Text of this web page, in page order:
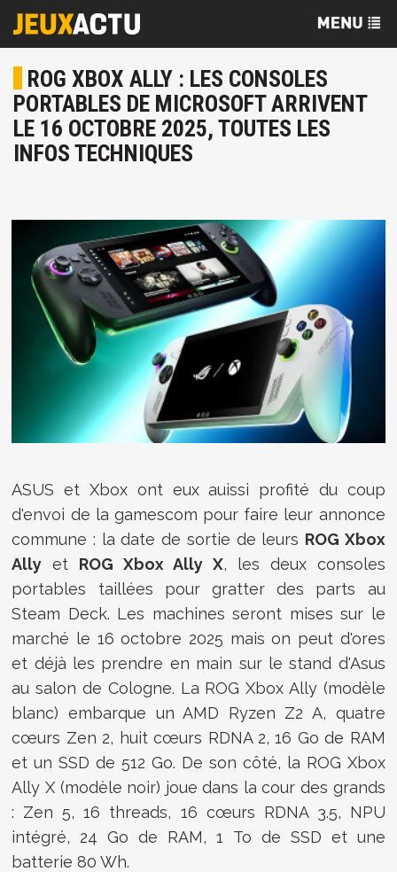
ROG XBOX ALLY : LES CONSOLES
PORTABLES DE MICROSOFT ARRIVENT
LE 16 OCTOBRE 2025, TOUTES LES
INFOS TECHNIQUES
ASUS et Xbox ont eux auissi profité du coup
d'envoi de la gamescom pour faire leur annonce
commune : la date de sortie de leurs ROG Xbox
Ally et ROG Xbox Ally X, les deux consoles
portables taillées pour gratter des parts au
Steam Deck. Les machines seront mises sur le
marché le 16 octobre 2025 mais on peut d'ores
et déjà les prendre en main sur le stand d'Asus
au salon de Cologne. La ROG Xbox Ally (modèle
blanc) embarque un AMD Ryzen Z2 A, quatre
cœurs Zen 2, huit cœurs RDNA 2, 16 Go de RAM
et un SSD de 512 Go. De son côté, la ROG Xbox
Ally X (modèle noir) joue dans la cour des grands
: Zen 5, 16 threads, 16 cœurs RDNA 3.5, NPU
intégré, 24 Go de RAM, 1 To de SSD et une
batterie 80 Wh.